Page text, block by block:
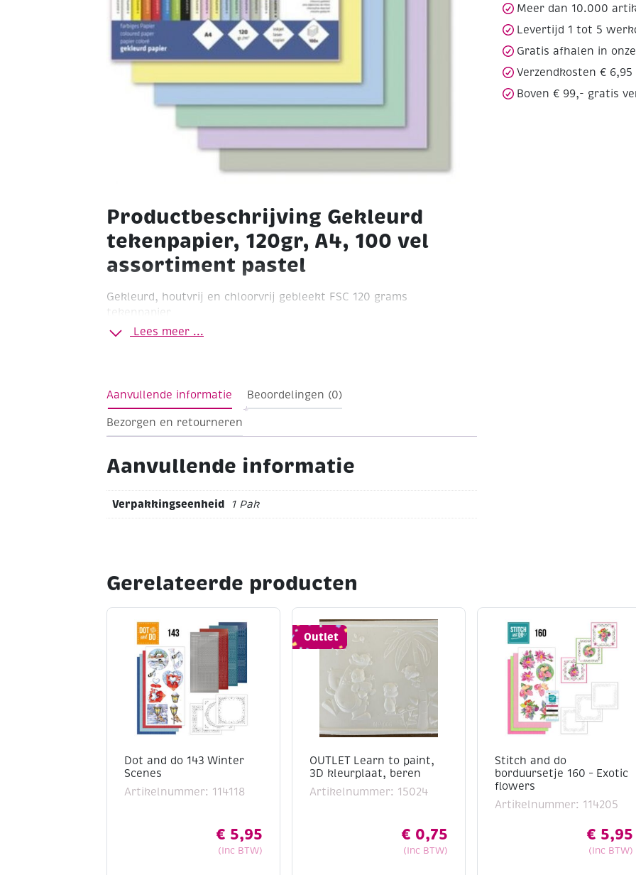
Productbeschrijving Gekleurd
tekenpapier, 120gr, A4, 100 vel
assortiment pastel
Gekleurd, houtvrij en chloorvrij gebleekt FSC 120 grams
tekenpapier
120 gramsFormaat A4
Lees meer ...
Meer dan 10.000
Levertijd 1 tot 5
Gratis afhalen in
Verzendkosten € 6,95
Boven € 99,- gratis
Aanvullende informatie Beoordelingen (0)
Bezorgen en retourneren
Aanvullende informatie
Verpakkingseenheid 1 Pak
Gerelateerde producten
Dot and do 143 Winter
Scenes
Artikelnummer: 114118
€ 5,95
(Inc BTW)
Outlet
OUTLET Learn to paint,
3D kleurplaat, beren
Artikelnummer: 15024
€ 0,75
(Inc BTW)
Stitch and do
borduursetje 160 – Exotic
flowers
Artikelnummer: 114205
€ 5,95
(Inc BTW)